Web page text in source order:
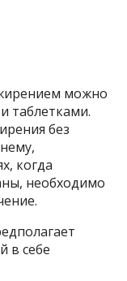
можно
таблетками.
без
когда
необходимо
в себе